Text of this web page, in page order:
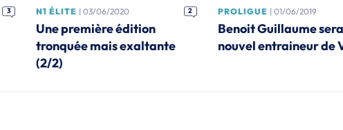
3 N1 ÉLITE | 03/06/2020 2
Une première édition
tronquée mais exaltante
(2/2)
PROLIGUE | 01/06/2019
Benoit Guillaume
nouvel entraineur de